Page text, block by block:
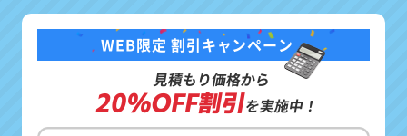
WEB限定 割引キャンペーン
見積もり価格から
20%OFF割引を実施中！